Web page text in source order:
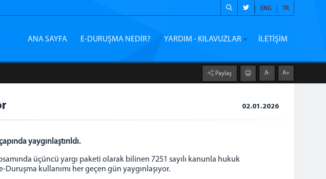
TR
ENG
ANA SAYFA E-DURUŞMA NEDİR? YARDIM - KILAVUZLAR İLETİŞİM
Paylaş A- A+
02.01.2026
yaygınlaştırıldı.
üçüncü yargı paketi olarak bilinen 7251 sayılı kanunla hukuk
kullanımı her geçen gün yaygınlaşıyor.